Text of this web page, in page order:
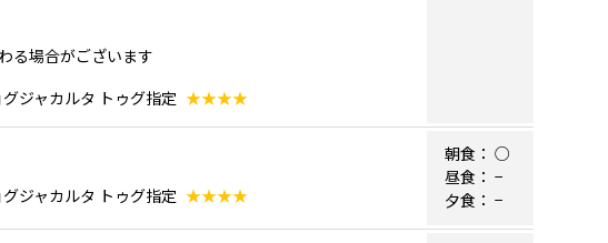
る場合がございます
ジャカルタ トゥグ指定 ★★★★
ジャカルタ トゥグ指定 ★★★★
朝食： ○
昼食： −
夕食： −